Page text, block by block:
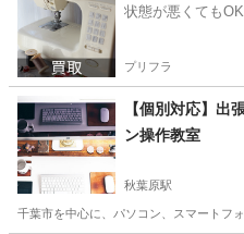
状態が悪くても
プリフラ
【個別対応】出
ン操作教室
秋葉原駅
千葉市を中心に、パソコン、スマートフ